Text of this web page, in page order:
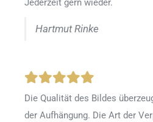
Jederzeit gern wieder.
Hartmut Rinke
Die Qualität des Bildes
der Aufhängung. Die Art der